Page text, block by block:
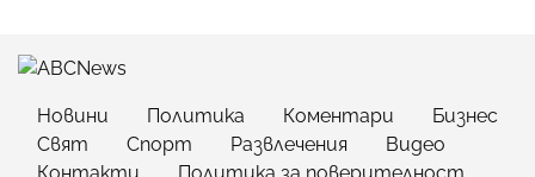
Новини Политика Коментари
Бизнес
Свят
Спорт Развлечения
Видео